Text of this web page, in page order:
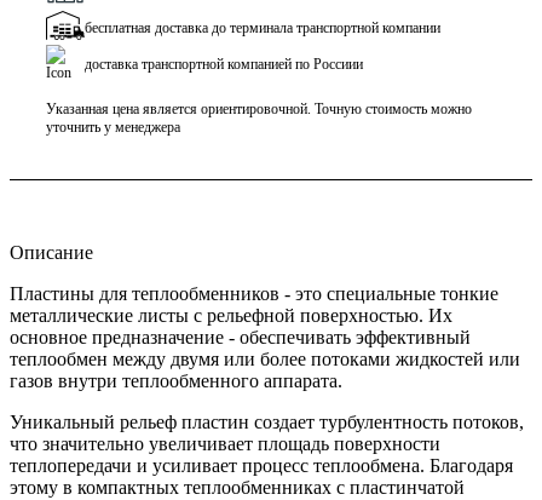
бесплатная доставка до терминала транспортной компании
доставка транспортной компанией по Россиии
Указанная цена является ориентировочной. Точную стоимость можно
уточнить у менеджера
Описание
Пластины для теплообменников - это специальные тонкие
металлические листы с рельефной поверхностью. Их
основное предназначение - обеспечивать эффективный
теплообмен между двумя или более потоками жидкостей или
газов внутри теплообменного аппарата.
Уникальный рельеф пластин создает турбулентность потоков,
что значительно увеличивает площадь поверхности
теплопередачи и усиливает процесс теплообмена. Благодаря
этому в компактных теплообменниках с пластинчатой